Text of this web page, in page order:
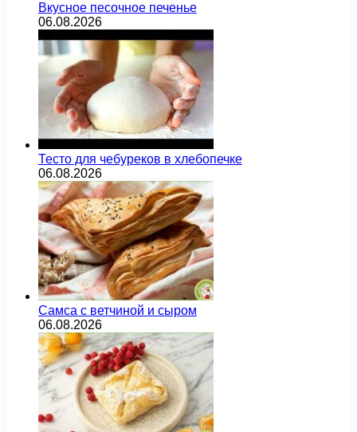
Вкусное песочное печенье
06.08.2026
Тесто для чебуреков в хлебопечке
06.08.2026
Самса с ветчиной и сыром
06.08.2026